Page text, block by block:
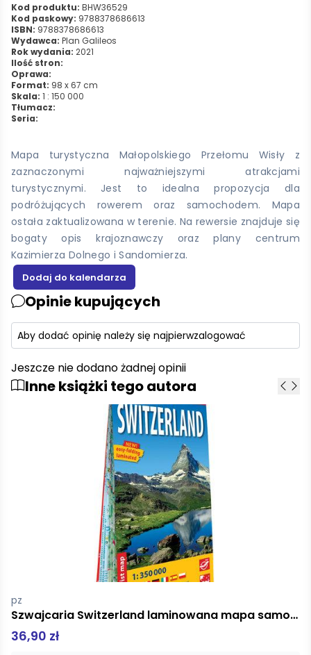
Kod produktu: BHW36529
Kod paskowy: 9788378686613
ISBN: 9788378686613
Wydawca: Plan Galileos
Rok wydania: 2021
Ilość stron:
Oprawa:
Format: 98 x 67 cm
Skala: 1 : 150 000
Tłumacz:
Seria:
Mapa turystyczna Małopolskiego Przełomu Wisły z
zaznaczonymi najważniejszymi atrakcjami
turystycznymi. Jest to idealna propozycja dla
podróżujących rowerem oraz samochodem. Mapa
ostała zaktualizowana w terenie. Na rewersie znajduje się
bogaty opis krajoznawczy oraz plany centrum
Kazimierza Dolnego i Sandomierza.
Opinie kupujących
Aby dodać opinię należy się najpierwzalogować
Jeszcze nie dodano żadnej opinii
Inne książki tego autora
pz
Szwajcaria Switzerland laminowana mapa samochodowo-turystyczna; 1:350 000
36,90 zł